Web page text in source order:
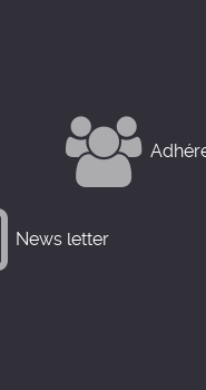
News letter